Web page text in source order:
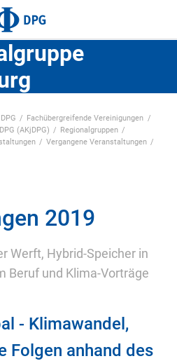
Fachübergreifende Vereinigungen
(AKjDPG)
Regionalgruppen
Vergangene Veranstaltungen
2019
Werft, Hybrid-Speicher in
Beruf und Klima-Vorträge
- Klimawandel,
Folgen anhand des